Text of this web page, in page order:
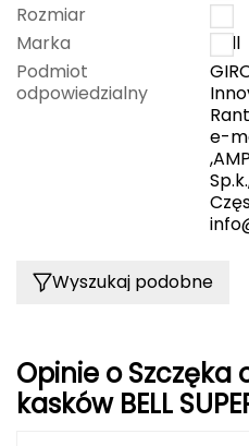
Gilmonte
Giro
Grivel
H
HAGLÖFS
Rozmiar
Marka
Bell
Podmiot
odpowiedzialny
e-
Wyszukaj podobne
Opinie o
kasków BELL